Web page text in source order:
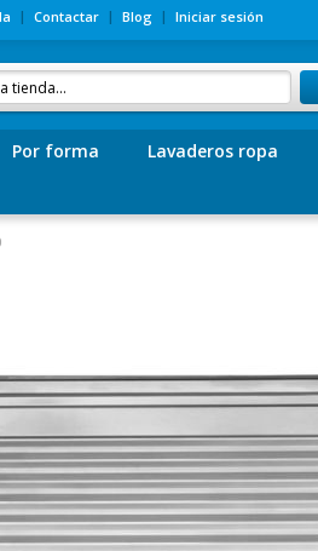
Contactar Blog Iniciar sesión
Por forma Lavaderos ropa